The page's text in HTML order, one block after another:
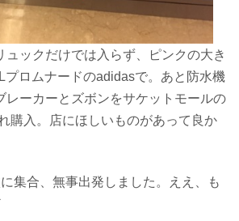
ュックだけでは入らず、ピンクの大き
プロムナードのadidasで。あと防水機
レーカーとズボンをサケットモールの
購入。店にほしいものがあって良か
集合、無事出発しました。ええ、も